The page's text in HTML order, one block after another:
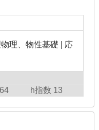
理、物性基礎 | 応
h指数 13